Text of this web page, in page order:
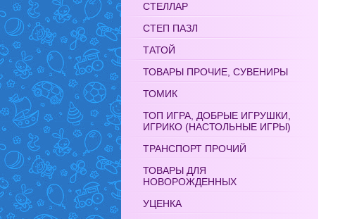
СТЕЛЛАР
СТЕП ПАЗЛ
ТАТОЙ
ТОВАРЫ ПРОЧИЕ, СУВЕНИРЫ
ТОМИК
ТОП ИГРА, ДОБРЫЕ ИГРУШКИ,
ИГРИКО (НАСТОЛЬНЫЕ ИГРЫ)
ТРАНСПОРТ ПРОЧИЙ
ТОВАРЫ ДЛЯ
НОВОРОЖДЕННЫХ
УЦЕНКА